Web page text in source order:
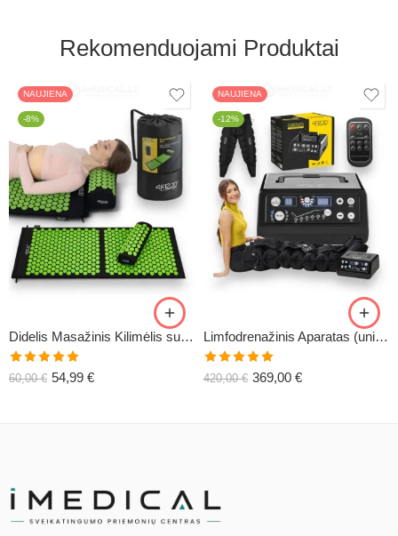
Rekomenduojami Produktai
NAUJIENA
-8%
Didelis Masažinis Kilimėlis su Pagalve XL-CLASSIC1
Įvertinimas:
5.00
60,00€ 54,99 €
NAUJIENA
-12%
Limfodrenažinis Aparatas (universalus) C6
Įvertinimas:
5.00
420,00€ 369,00 €